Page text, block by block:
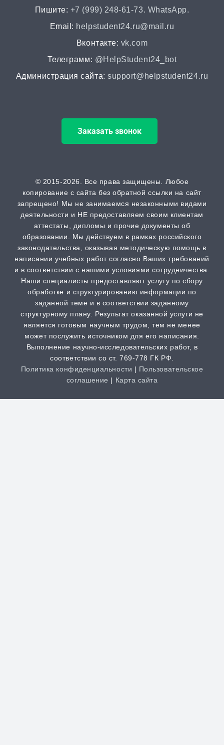
Пишите: +7 (999) 248-61-73. WhatsApp.
Email: helpstudent24.ru@mail.ru
Вконтакте: vk.com
Телеграмм: @HelpStudent24_bot
Администрация сайта:support@helpstudent24.ru
Заказать звонок
© 2015-2026. Все права защищены. Любое
копирование с сайта без обратной ссылки на сайт
запрещено! Мы не занимаемся незаконными видами
деятельности и НЕ предоставляем своим клиентам
аттестаты, дипломы и прочие документы об
образовании. Мы действуем в рамках российского
законодательства, оказывая методическую помощь в
написании учебных работ согласно Ваших требований
и в соответствии с нашими условиями сотрудничества.
Наши специалисты предоставляют услугу по сбору
обработке и структурированию информации по
заданной теме и в соответствии заданному
структурному плану. Результат оказанной услуги не
является готовым научным трудом, тем не менее
может послужить источником для его написания.
Выполнение научно-исследовательских работ, в
соответствии со ст. 769-778 ГК РФ.
Политика конфиденциальности | Пользовательское
соглашение | Карта сайта